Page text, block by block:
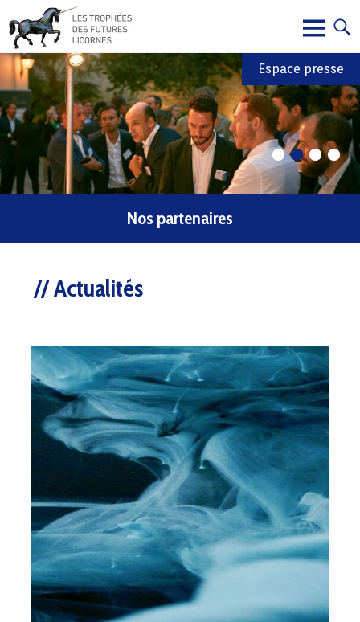
Nos partenaires
Espace presse
1 2 3 4
Actualités